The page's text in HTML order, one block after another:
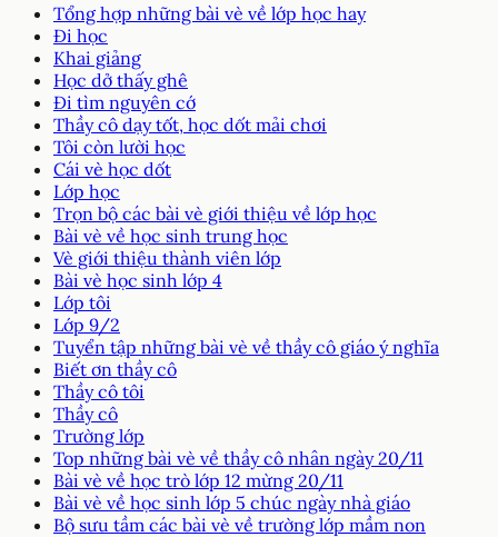
Tổng hợp những bài vè về lớp học hay
Đi học
Khai giảng
Học dở thấy ghê
Đi tìm nguyên cớ
Thầy cô dạy tốt, học dốt mải chơi
Tôi còn lười học
Cái vè học dốt
Lớp học
Trọn bộ các bài vè giới thiệu về lớp học
Bài vè về học sinh trung học
Vè giới thiệu thành viên lớp
Bài vè học sinh lớp 4
Lớp tôi
Lớp 9/2
Tuyển tập những bài vè về thầy cô giáo ý nghĩa
Biết ơn thầy cô
Thầy cô tôi
Thầy cô
Trường lớp
Top những bài vè về thầy cô nhân ngày 20/11
Bài vè về học trò lớp 12 mừng 20/11
Bài vè về học sinh lớp 5 chúc ngày nhà giáo
Bộ sưu tầm các bài vè về trường lớp mầm non